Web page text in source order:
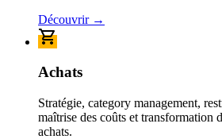
Découvrir →
Achats
Stratégie, category management,
maîtrise des coûts et transformation
achats.